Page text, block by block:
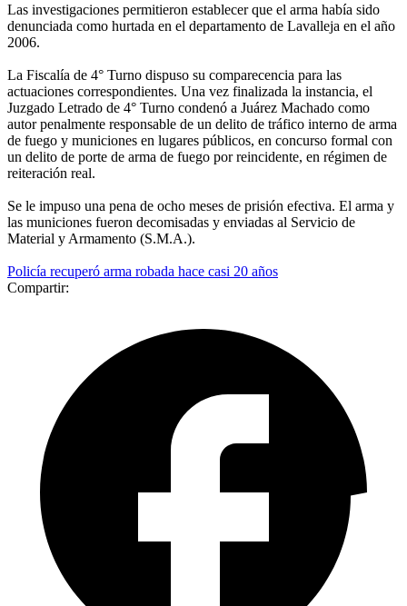
Las investigaciones permitieron establecer que el arma había sido
denunciada como hurtada en el departamento de Lavalleja en el año
2006.
La Fiscalía de 4° Turno dispuso su comparecencia para las
actuaciones correspondientes. Una vez finalizada la instancia, el
Juzgado Letrado de 4° Turno condenó a Juárez Machado como
autor penalmente responsable de un delito de tráfico interno de arma
de fuego y municiones en lugares públicos, en concurso formal con
un delito de porte de arma de fuego por reincidente, en régimen de
reiteración real.
Se le impuso una pena de ocho meses de prisión efectiva. El arma y
las municiones fueron decomisadas y enviadas al Servicio de
Material y Armamento (S.M.A.).
Policía recuperó arma robada hace casi 20 años
Compartir: